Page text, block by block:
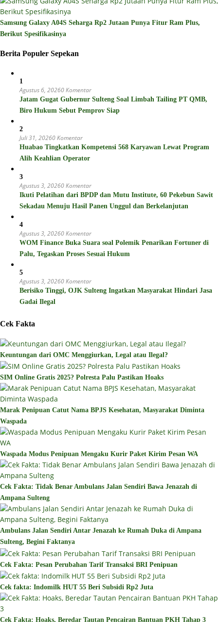
Samsung Galaxy A04S Seharga Rp2 Jutaan Punya Fitur Ram Plus,
Berikut Spesifikasinya
Berita Populer Sepekan
1
Agustus 6, 20260 Komentar
Jatam Gugat Gubernur Sulteng Soal Limbah Tailing PT QMB,
Biro Hukum Sebut Pemprov Siap
2
Juli 31, 20260 Komentar
Huabao Tingkatkan Kompetensi 568 Karyawan Lewat Program
Alih Keahlian Operator
3
Agustus 3, 20260 Komentar
Ikuti Pelatihan dari BPDP dan Mutu Institute, 60 Pekebun Sawit
Sekadau Menuju Hasil Panen Unggul dan Berkelanjutan
4
Agustus 3, 20260 Komentar
WOM Finance Buka Suara soal Polemik Penarikan Fortuner di
Palu, Tegaskan Proses Sesuai Hukum
5
Agustus 3, 20260 Komentar
Berisiko Tinggi, OJK Sulteng Ingatkan Masyarakat Hindari Jasa
Gadai Ilegal
Cek Fakta
Keuntungan dari OMC Menggiurkan, Legal atau Ilegal?
SIM Online Gratis 2025? Polresta Palu Pastikan Hoaks
Marak Penipuan Catut Nama BPJS Kesehatan, Masyarakat Diminta
Waspada
Waspada Modus Penipuan Mengaku Kurir Paket Kirim Pesan WA
Cek Fakta: Tidak Benar Ambulans Jalan Sendiri Bawa Jenazah di
Ampana Sulteng
Ambulans Jalan Sendiri Antar Jenazah ke Rumah Duka di Ampana
Sulteng, Begini Faktanya
Cek Fakta: Pesan Perubahan Tarif Transaksi BRI Penipuan
Cek fakta: Indomilk HUT 55 Beri Subsidi Rp2 Juta
Cek Fakta: Hoaks, Beredar Tautan Pencairan Bantuan PKH Tahap 3